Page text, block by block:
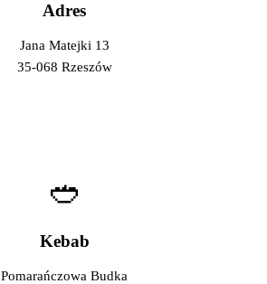
Adres
Jana Matejki 13
35-068 Rzeszów
🥙
Kebab
Pomarańczowa Budka